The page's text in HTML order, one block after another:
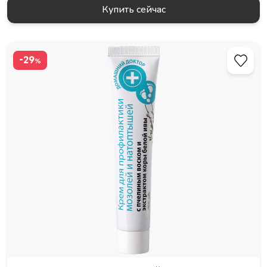
Купить сейчас
-29%